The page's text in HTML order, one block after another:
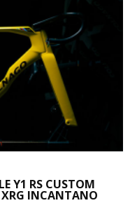
Y1 RS CUSTOM
XRG INCANTANO